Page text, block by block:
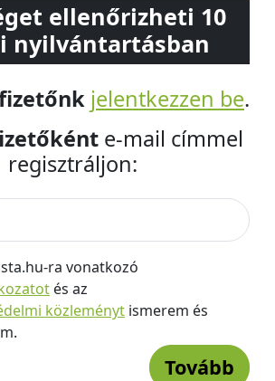
ellenőrizheti 10
nyilvántartásban
jelentkezzen be.
e-mail címmel
regisztráljon:
ra vonatkozó
és az
közleményt ismerem és
Tovább